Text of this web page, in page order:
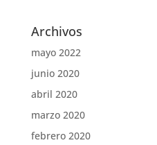
Archivos
mayo 2022
junio 2020
abril 2020
marzo 2020
febrero 2020